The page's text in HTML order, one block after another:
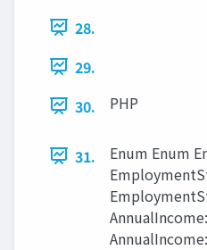
28.
29.
30.
PHP
31.
Enum Enum